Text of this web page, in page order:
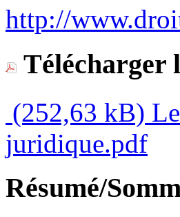
http://
Télécharger
(252,63 kB)
juridique.pdf
Résumé/